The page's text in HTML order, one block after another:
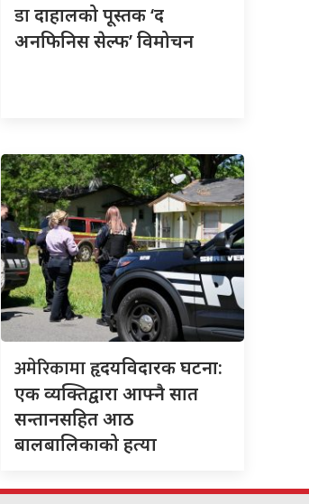
डादाहालको पूस्तक ‘द
अनफिनिस सेल्फ’ विमोचन
अमेरिकामाहृदयविदारक घटना:
एक व्यक्तिद्वारा आफ्नै सात
सन्तानसहित आठ
बालबालिकाको हत्या